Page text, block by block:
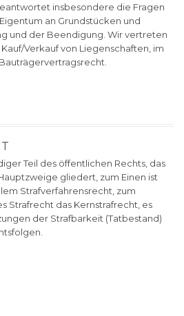
insbesondere die Fragen
an Grundstücken und
und der Beendigung. Wir vertreten
Verkauf von Liegenschaften, im
Teil des öffentlichen Rechts, das
gliedert, zum Einen ist
Strafverfahrensrecht, zum
Strafrecht das Kernstrafrecht, es
der Strafbarkeit (Tatbestand)